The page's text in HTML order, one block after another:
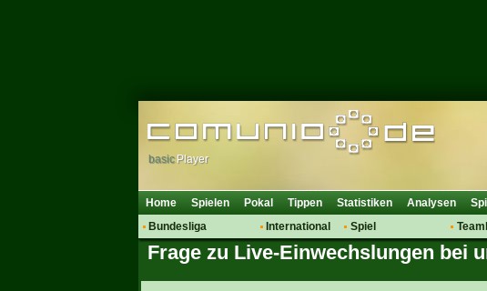
basic Player
Home Spielen Pokal Tippen Statistiken Analysen
Bundesliga
Hot News
International
Vereine
Spiel
Regeln & Tipps
Frage zu Live-Einwechslungen bei